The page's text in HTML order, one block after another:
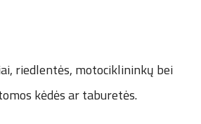
riedlentės, motociklininkų bei
kėdės ar taburetės.